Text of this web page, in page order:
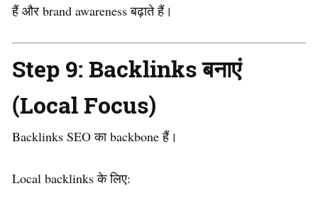
हैं और brand awareness बढ़ाते हैं।
Step 9: Backlinks बनाएं
(Local Focus)
Backlinks SEO का backbone हैं।
Local backlinks के लिए: